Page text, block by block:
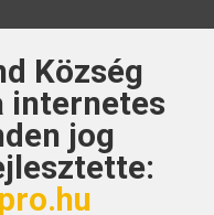
Község
internetes
jog